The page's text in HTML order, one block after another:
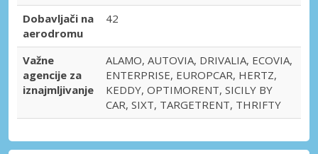
Dobavljači na
aerodromu
42
Važne
agencije za
iznajmljivanje
ALAMO, AUTOVIA, DRIVALIA, ECOVIA,
ENTERPRISE, EUROPCAR, HERTZ,
KEDDY, OPTIMORENT, SICILY BY
CAR, SIXT, TARGETRENT, THRIFTY